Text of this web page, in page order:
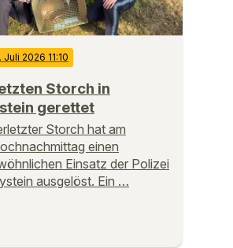
. Juli 2026 11:10
Storch in
gerettet
Storch hat am
einen
Einsatz der Polizei
ausgelöst. Ein …